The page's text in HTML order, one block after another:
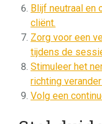
Blijf neutraal en
cliënt.
Zorg voor een
tijdens de
Stimuleer het
richting
Volg een